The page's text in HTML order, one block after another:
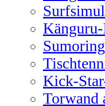
Kick-
Torwand